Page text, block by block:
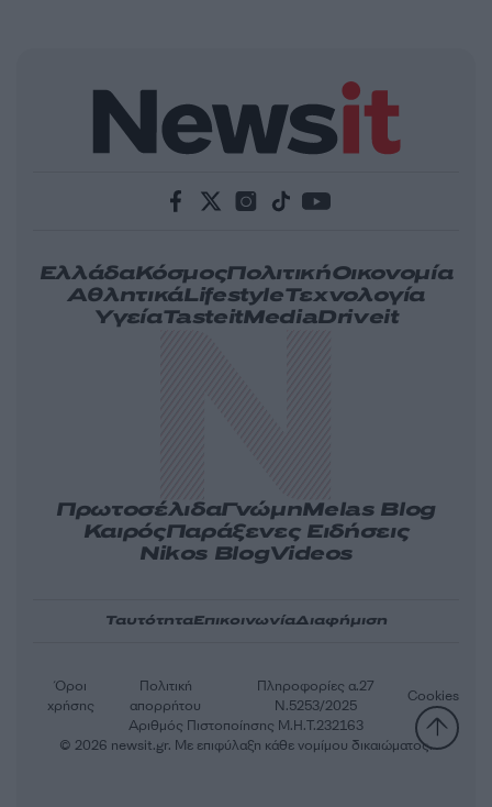
ΕλλάδαΚόσμοςΠολιτικήΟικονομία
ΑθλητικάLifestyleΤεχνολογία
ΥγείαTasteitMediaDriveit
ΠρωτοσέλιδαΓνώμηMelas Blog
ΚαιρόςΠαράξενες Ειδήσεις
Nikos BlogVideos
ΤαυτότηταΕπικοινωνίαΔιαφήμιση
Αριθμός Πιστοποίησης Μ.Η.Τ.232163
Όροι
χρήσης
Πολιτική
απορρήτου
Πληροφορίες α.27
Ν.5253/2025
Cookies
© 2026 newsit.gr. Με επιφύλαξη κάθε νομίμου δικαιώματος.